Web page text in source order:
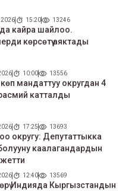
2026 15:20 13246
кайра шайлоо.
көрсөтүү аяктады
10:00 13556
мандаттуу округдан 4
катталды
17:25 13693
округу: Депутаттыкка
каалагандардын
12:40 13569
Индияда Кыргызстандын